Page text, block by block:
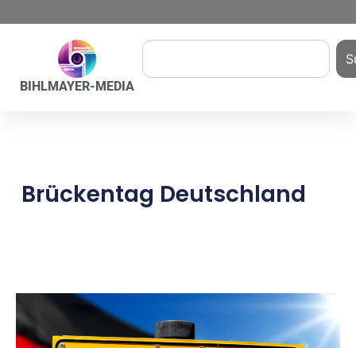
BIHLMAYER-MEDIA
Brückentag Deutschland